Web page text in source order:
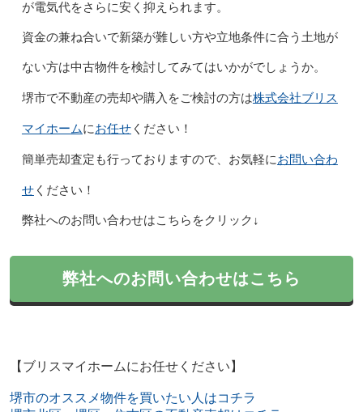
が電気代をさらに安く抑えられます。
資金の兼ね合いで新築が難しい方や立地条件に合う土地が
ない方は中古物件を検討してみてはいかがでしょうか。
堺市で不動産の売却や購入をご検討の方は株式会社ブリス
マイホームにお任せください！
簡単売却査定も行っておりますので、お気軽にお問い合わ
せください！
弊社へのお問い合わせはこちらをクリック↓
弊社へのお問い合わせはこちら
【ブリスマイホームにお任せください】
堺市のオススメ物件を買いたい人はコチラ